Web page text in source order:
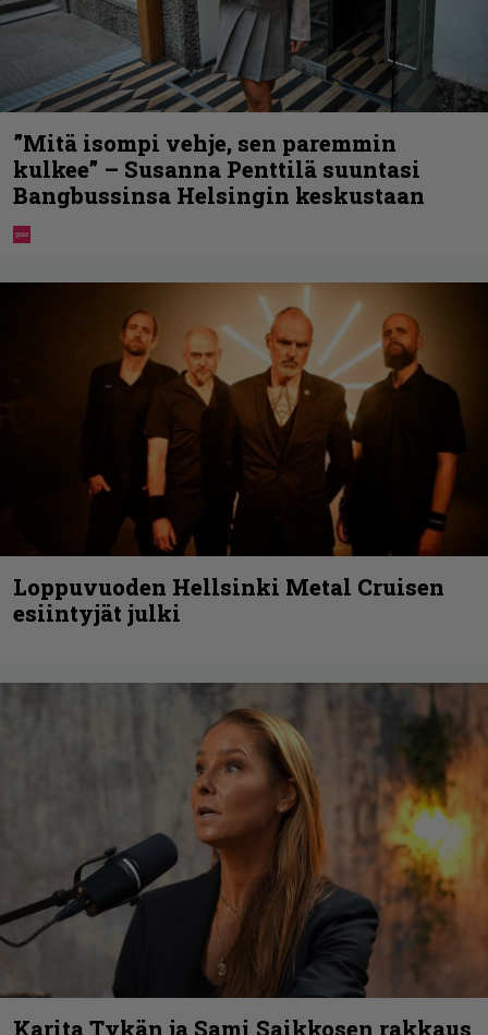
”Mitä isompi vehje, sen paremmin
kulkee” – Susanna Penttilä suuntasi
Bangbussinsa Helsingin keskustaan
Loppuvuoden Hellsinki Metal Cruisen
esiintyjät julki
Karita Tykän ja Sami Saikkosen rakkaus